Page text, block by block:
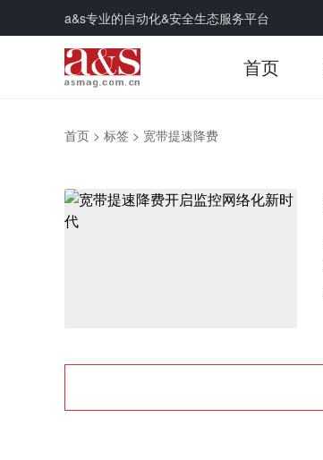
a&s专业的自动化&安全生态服务平台
首页
首页 > 标签 > 宽带提速降费